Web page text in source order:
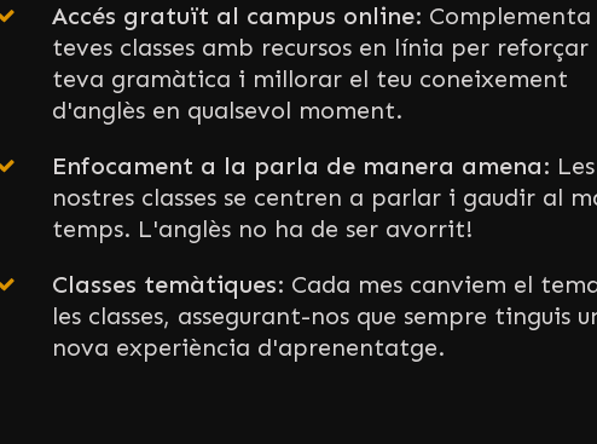
Accés gratuït al campus online: Complementa
teves classes amb recursos en línia per reforçar
teva gramàtica i millorar el teu coneixement
d'anglès en qualsevol moment.
Enfocament a la parla de manera amena: Les
nostres classes se centren a parlar i gaudir al
temps. L'anglès no ha de ser avorrit!
Classes temàtiques: Cada mes canviem el
les classes, assegurant-nos que sempre tinguis
nova experiència d'aprenentatge.